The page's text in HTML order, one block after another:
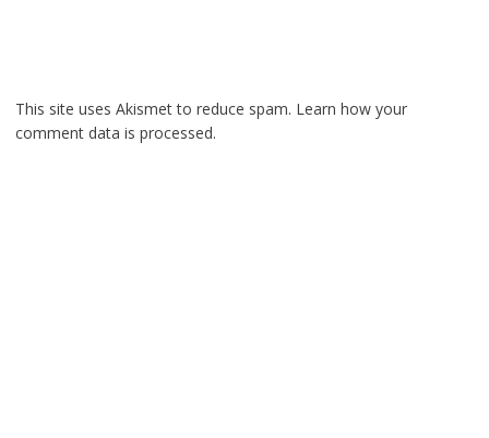
This site uses Akismet to reduce spam. Learn how your
comment data is processed.